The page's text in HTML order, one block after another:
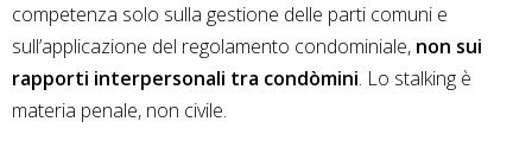
competenza solo sulla gestione delle parti comuni e
sull’applicazione del regolamento condominiale, non sui
rapporti interpersonali tra condòmini. Lo stalking è
materia penale, non civile.